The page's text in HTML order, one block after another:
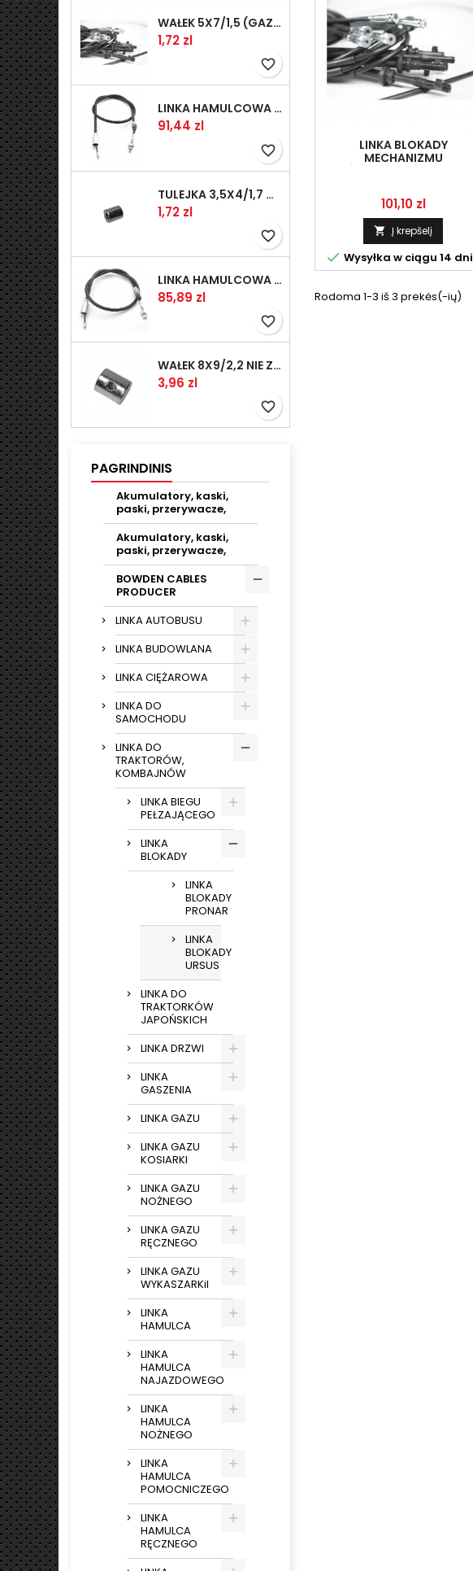
WAŁEK 5X7/1,5 (GAZ WSK)(PR5)
Kaina
1,72 zl
favorite_border
LINKA HAMULCOWA PRZYCZEPY KNOTT 1240/1030 33921-1.11S
Kaina
91,44 zl
favorite_border
TULEJKA 3,5X4/1,7 GAZÓW -OCYNK
Kaina
1,72 zl
favorite_border
LINKA HAMULCOWA PRZYCZEPY KNOTT 1040/830 33921-1.07S
Kaina
85,89 zl
favorite_border
WAŁEK 8X9/2,2 NIE ZAMAWIAĆ
Kaina
3,96 zl
favorite_border
PAGRINDINIS
Akumulatory, kaski,
paski, przerywacze,
Akumulatory, kaski,
paski, przerywacze,
BOWDEN CABLES
PRODUCER
LINKA AUTOBUSU
LINKA BUDOWLANA
LINKA CIĘŻAROWA
LINKA DO
SAMOCHODU
LINKA DO
TRAKTORÓW,
KOMBAJNÓW
LINKA BIEGU
PEŁZAJĄCEGO
LINKA
BLOKADY
LINKA
BLOKADY
PRONAR
LINKA
BLOKADY
URSUS
LINKA DO
TRAKTORKÓW
JAPOŃSKICH
LINKA DRZWI
LINKA
GASZENIA
LINKA GAZU
LINKA GAZU
KOSIARKI
LINKA GAZU
NOŻNEGO
LINKA GAZU
RĘCZNEGO
LINKA GAZU
WYKASZARKiI
LINKA
HAMULCA
LINKA
HAMULCA
NAJAZDOWEGO
LINKA
HAMULCA
NOŻNEGO
LINKA
HAMULCA
POMOCNICZEGO
LINKA
HAMULCA
RĘCZNEGO
LINKA BLOKADY
MECHANIZMU
TRA-00411 )
Kaina
101,10 zl
 Į krepšelį
 Wysyłka w ciągu 14 dni
Rodoma 1-3 iš 3 prekės(-ių)